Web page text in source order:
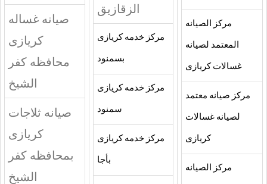
مركز الصيانه
المعتمد لصيانه
غسالات كريازى
مركز صيانه معتمد
لصيانه غسالات
كريازى
مركز الصيانه
الزقازيق
مركز خدمه كريازى
بسمنود
مركز خدمه كريازى
سمنود
مركز خدمه كريازى
بأجا
صيانه غساله
كريازى
محافظه كفر
الشيخ
صيانه ثلاجات
كريازى
بمحافظه كفر
الشيخ